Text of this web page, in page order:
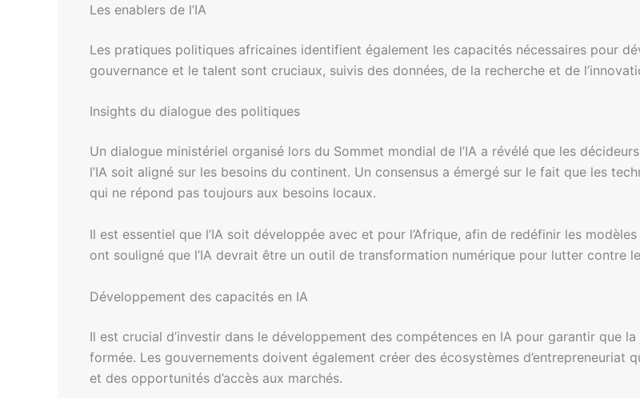
Les enablers de l’IA
Les pratiques politiques africaines identifient également les capacités nécessaires pour
gouvernance et le talent sont cruciaux, suivis des données, de la recherche et de
Insights du dialogue des politiques
Un dialogue ministériel organisé lors du Sommet mondial de l’IA a révélé que les
l’IA soit aligné sur les besoins du continent. Un consensus a émergé sur le fait que les
qui ne répond pas toujours aux besoins locaux.
Il est essentiel que l’IA soit développée avec et pour l’Afrique, afin de redéfinir les
ont souligné que l’IA devrait être un outil de transformation numérique pour lutter contre
Développement des capacités en IA
Il est crucial d’investir dans le développement des compétences en IA pour garantir que
formée. Les gouvernements doivent également créer des écosystèmes d’entrepreneuriat
et des opportunités d’accès aux marchés.